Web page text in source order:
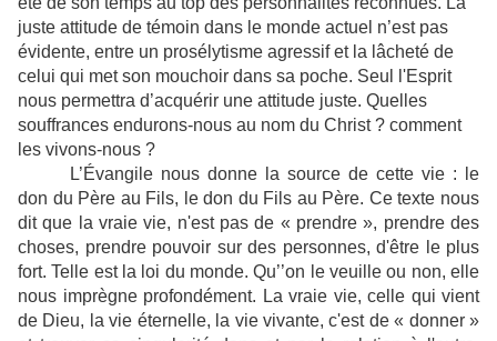
juste attitude de témoin dans le monde actuel n’est pas
évidente, entre un prosélytisme agressif et la lâcheté de
celui qui met son mouchoir dans sa poche. Seul l'Esprit
nous permettra d’acquérir une attitude juste. Quelles
souffrances endurons-nous au nom du Christ ? comment
les vivons-nous ?
L’Évangile nous donne la source de cette vie : le
don du Père au Fils, le don du Fils au Père. Ce texte nous
dit que la vraie vie, n'est pas de « prendre », prendre des
choses, prendre pouvoir sur des personnes, d'être le plus
fort. Telle est la loi du monde. Qu’’on le veuille ou non, elle
nous imprègne profondément. La vraie vie, celle qui vient
de Dieu, la vie éternelle, la vie vivante, c'est de « donner »